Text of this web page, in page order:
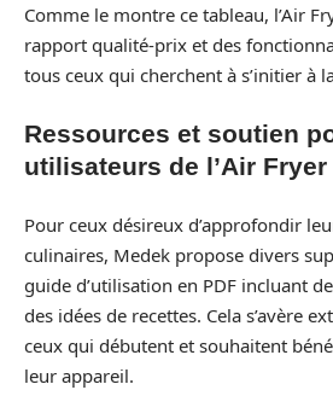
Comme le montre ce tableau, l’Air
rapport qualité-prix et des
tous ceux qui cherchent à s’initier à
Ressources et soutien
utilisateurs de l’Air Fryer
Pour ceux désireux d’approfondir
culinaires, Medek propose divers
guide d’utilisation en PDF incluant
des idées de recettes. Cela s’avère
ceux qui débutent et souhaitent
leur appareil.